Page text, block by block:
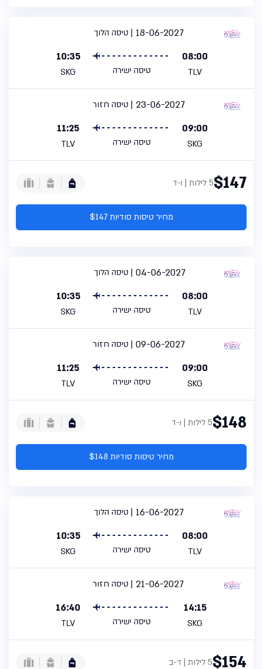
טיסה הלוך
18-06-2027
08:00
TLV טיסה ישירה
10:35
SKG
טיסה חזור
23-06-2027
09:00
SKG טיסה ישירה
11:25
TLV
$1475 לילות | ו-ד
מחיר טיסות סודיות $147
טיסה הלוך
04-06-2027
08:00
TLV טיסה ישירה
10:35
SKG
טיסה חזור
09-06-2027
09:00
SKG טיסה ישירה
11:25
TLV
$1485 לילות | ו-ד
מחיר טיסות סודיות $148
טיסה הלוך
16-06-2027
08:00
TLV טיסה ישירה
10:35
SKG
טיסה חזור
21-06-2027
14:15
SKG טיסה ישירה
16:40
TLV
$1545 לילות | ד-ב